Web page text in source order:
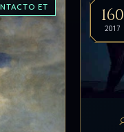
ET 160
2017